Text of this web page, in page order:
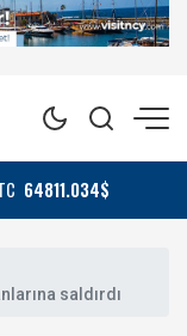
64811.034$
saldırdı